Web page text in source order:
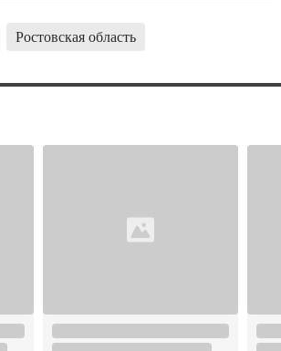
Ростовская область